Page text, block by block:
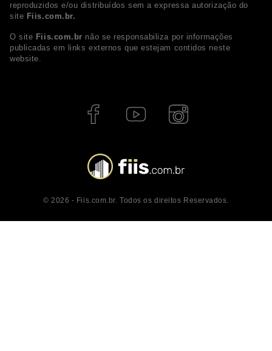
reproduzidos e/ou distribuídos sem a expressa autorização do
site Fiis.com.br.
O site Fiis.com.br não se responsabiliza por informações
publicadas em links externos que estejam contidos neste
website.
© 2026 - Fiis.com.br. Todos os direitos Reservados.